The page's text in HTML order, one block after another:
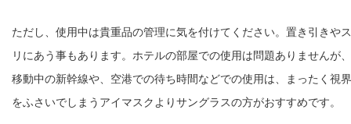
ただし、使用中は貴重品の管理に気を付けてください。置き引きやス
リにあう事もあります。ホテルの部屋での使用は問題ありませんが、
移動中の新幹線や、空港での待ち時間などでの使用は、まったく視界
をふさいでしまうアイマスクよりサングラスの方がおすすめです。